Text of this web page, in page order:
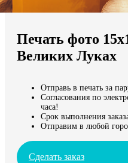
Мы доставляем по всему
Продолжить без города
Печать фото
Великих Луках
Отправь в печать за
Согласования по
часа!
Срок выполнения
Отправим в любой
Сделать заказ